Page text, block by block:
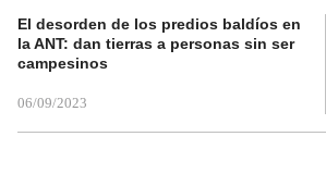
El desorden de los predios baldíos en
la ANT: dan tierras a personas sin ser
campesinos
06/09/2023